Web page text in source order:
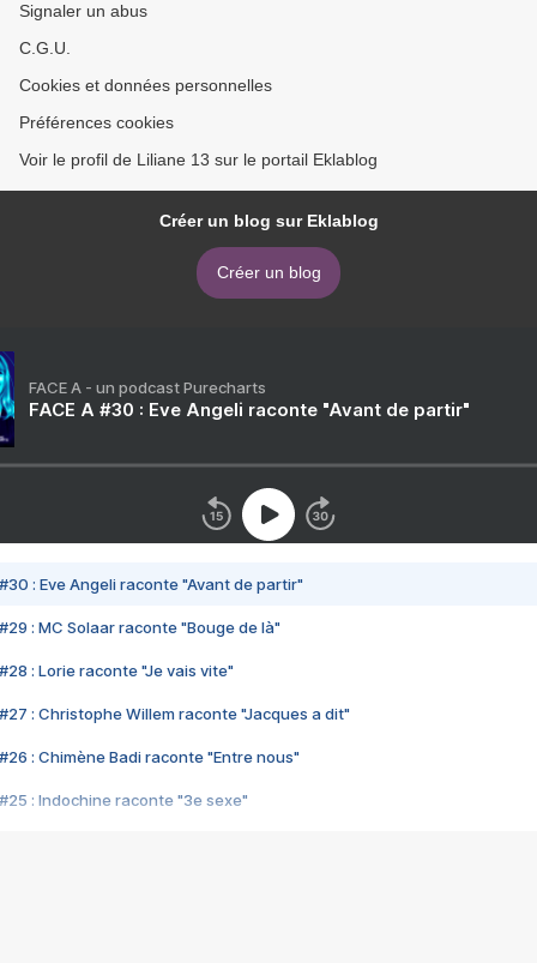
Signaler un abus
C.G.U.
Cookies et données personnelles
Préférences cookies
Voir le profil de Liliane 13 sur le portail Eklablog
Créer un blog sur Eklablog
Créer un blog
FACE A - un podcast Purecharts
FACE A #30 : Eve Angeli raconte "Avant de partir"
#30 : Eve Angeli raconte "Avant de partir"
#29 : MC Solaar raconte "Bouge de là"
#28 : Lorie raconte "Je vais vite"
#27 : Christophe Willem raconte "Jacques a dit"
#26 : Chimène Badi raconte "Entre nous"
#25 : Indochine raconte "3e sexe"